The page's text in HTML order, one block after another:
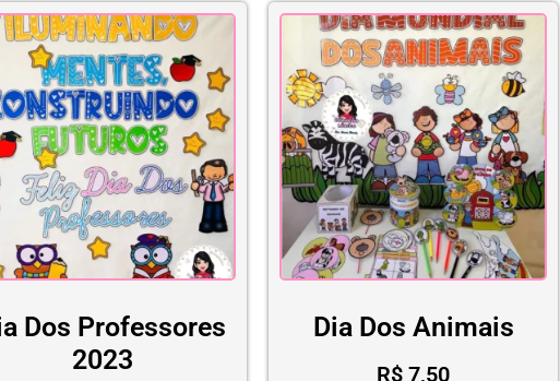
Dos Professores
2023
Dia Dos Animais
R$ 7,50